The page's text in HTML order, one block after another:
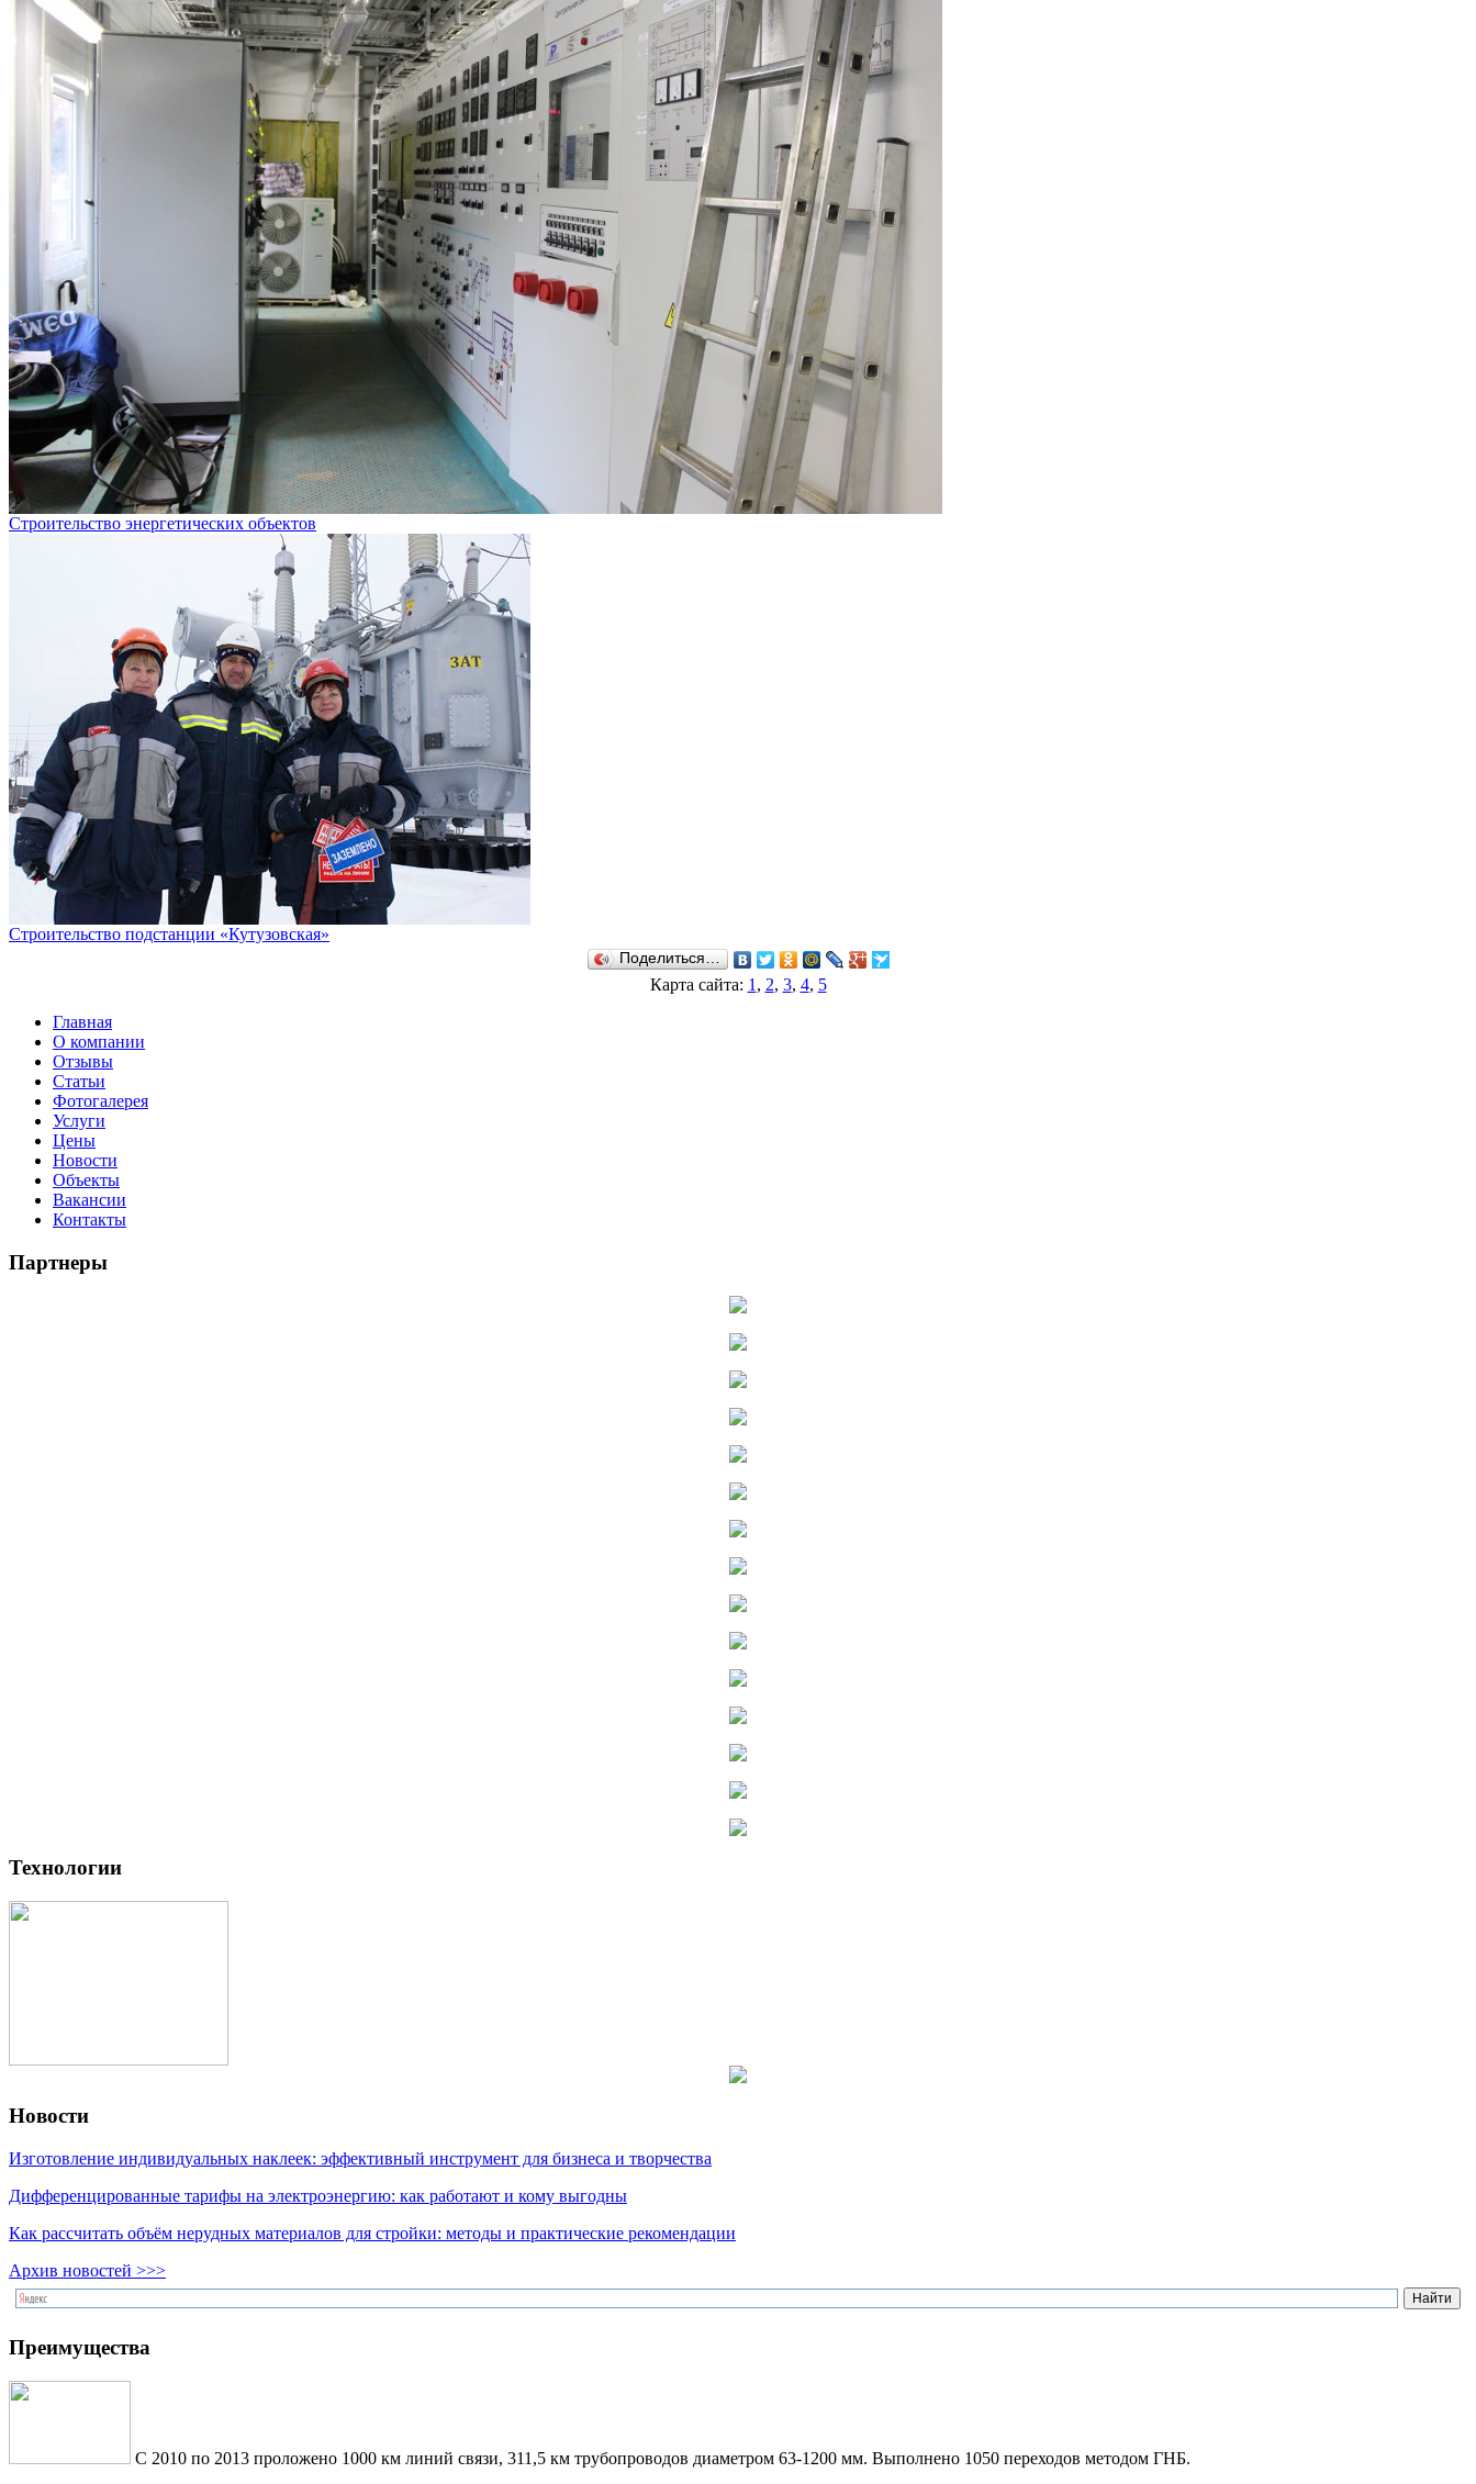
Строительство энергетических объектов
Строительство подстанции «Кутузовская»
Поделиться…
Карта сайта: 1 , 2, 3, 4, 5
Главная
О компании
Отзывы
Статьи
Фотогалерея
Услуги
Цены
Новости
Объекты
Вакансии
Контакты
Партнеры
Технологии
Новости
Изготовление индивидуальных наклеек: эффективный инструмент для бизнеса и творчества
Дифференцированные тарифы на электроэнергию: как работают и кому выгодны
Как рассчитать объём нерудных материалов для стройки: методы и практические рекомендации
Архив новостей >>>
Преимущества
С 2010 по 2013 проложено 1000 км линий связи, 311,5 км трубопроводов диаметром 63-1200 мм. Выполнено 1050 переходов методом ГНБ.